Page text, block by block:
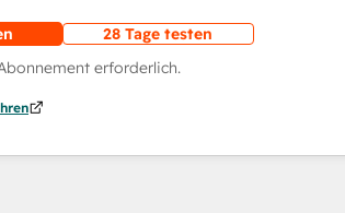
28 Tage testen
erforderlich.